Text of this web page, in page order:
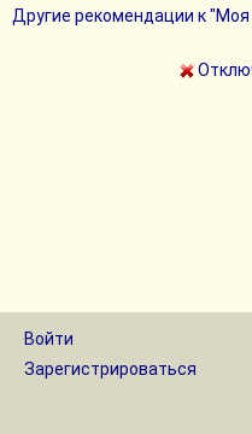
Другие рекомендации к
Войти
Зарегистрироваться